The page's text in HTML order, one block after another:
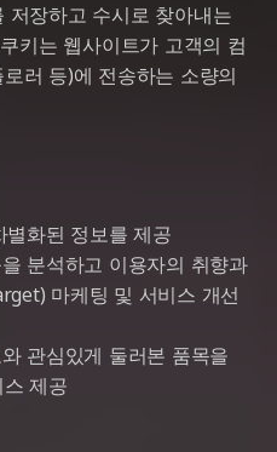
저장하고 수시로 찾아내는
키는 웹사이트가 고객의 컴
러 등)에 전송하는 소량의
화된 정보를 제공
분석하고 이용자의 취향과
마케팅 및 서비스 개선
관심있게 둘러본 품목을
제공